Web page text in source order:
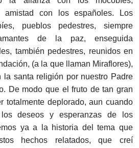
amistad con los españoles. Los
pueblos pedestres, siempre
de la paz, enseguida
también pedestres, reunidos en
(a la que llaman Miraflores),
la santa religión por nuestro Padre
De modo que el fruto de tan gran
totalmente deplorado, aun cuando
deseos y esperanzas de los
ya a la historia del tema que
hechos relatados, que creí